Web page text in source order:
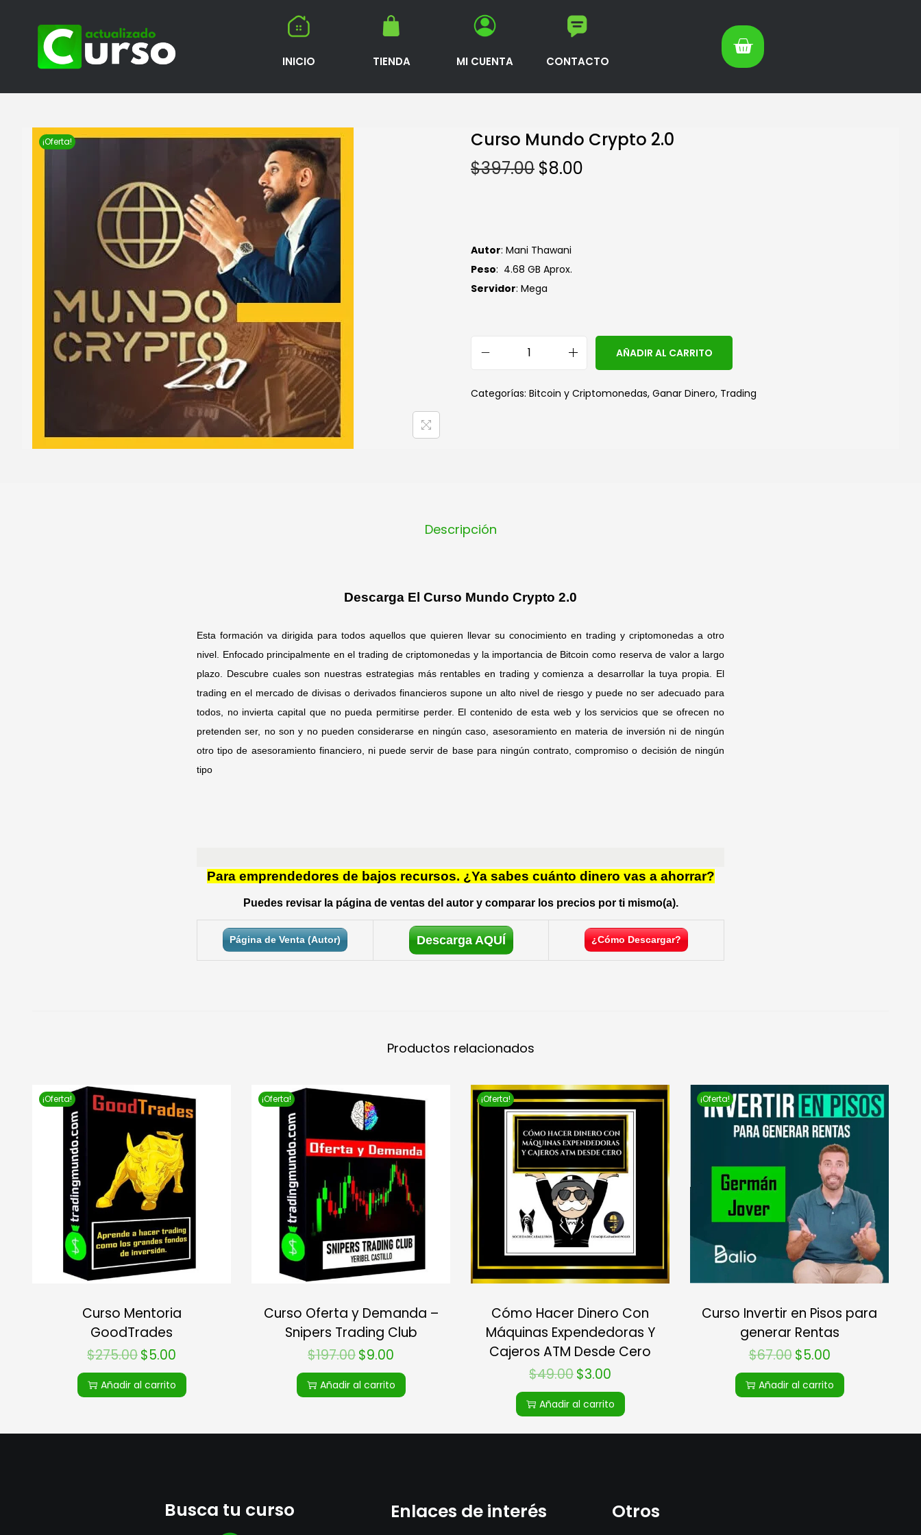
INICIO TIENDA MI CUENTA CONTACTO
¡Oferta!
Curso Mundo Crypto 2.0
$397.00 $8.00
Autor: Mani Thawani
Peso: 4.68 GB Aprox.
Servidor: Mega
AÑADIR AL CARRITO
Categorías: Bitcoin y Criptomonedas, Ganar Dinero, Trading
Descripción
Descarga El Curso Mundo Crypto 2.0
Esta formación va dirigida para todos aquellos que quieren llevar su conocimiento en trading y criptomonedas a otro
nivel. Enfocado principalmente en el trading de criptomonedas y la importancia de Bitcoin como reserva de valor a largo
plazo. Descubre cuales son nuestras estrategias más rentables en trading y comienza a desarrollar la tuya propia. El
trading en el mercado de divisas o derivados financieros supone un alto nivel de riesgo y puede no ser adecuado para
todos, no invierta capital que no pueda permitirse perder. El contenido de esta web y los servicios que se ofrecen no
pretenden ser, no son y no pueden considerarse en ningún caso, asesoramiento en materia de inversión ni de ningún
otro tipo de asesoramiento financiero, ni puede servir de base para ningún contrato, compromiso o decisión de ningún
tipo
Para emprendedores de bajos recursos. ¿Ya sabes cuánto dinero vas a ahorrar?
Puedes revisar la página de ventas del autor y comparar los precios por ti mismo(a).
Página de Venta (Autor) Descarga AQUÍ ¿Cómo Descargar?
Productos relacionados
¡Oferta!
Curso Mentoria
GoodTrades
$275.00$5.00
Añadir al carrito
¡Oferta!
Curso Oferta y Demanda –
Snipers Trading Club
$197.00$9.00
Añadir al carrito
¡Oferta!
Cómo Hacer Dinero Con
Máquinas Expendedoras Y
Cajeros ATM Desde Cero
$49.00$3.00
Añadir al carrito
¡Oferta!
Curso Invertir en Pisos para
generar Rentas
$67.00 $5.00
Añadir al carrito
Busca tu curso Enlaces de interés Otros